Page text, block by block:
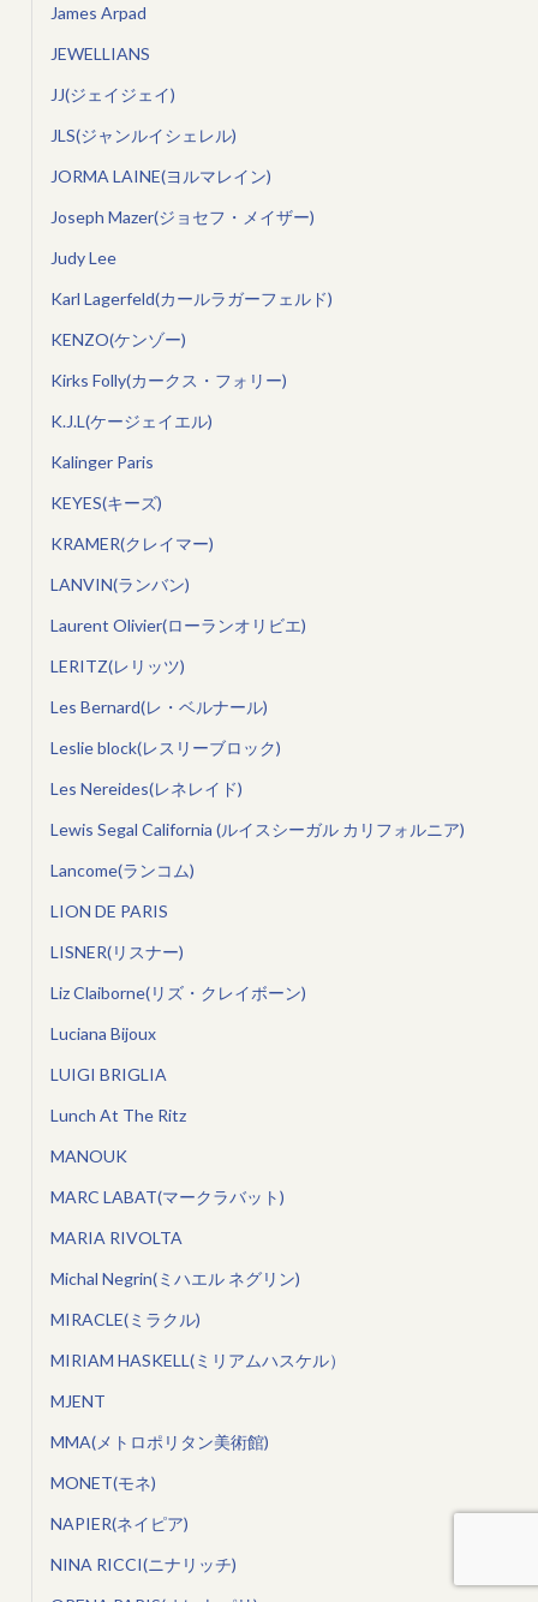
James Arpad
JEWELLIANS
JJ(ジェイジェイ)
JLS(ジャンルイシェレル)
JORMA LAINE(ヨルマレイン)
Joseph Mazer(ジョセフ・メイザー)
Judy Lee
Karl Lagerfeld(カールラガーフェルド)
KENZO(ケンゾー)
Kirks Folly(カークス・フォリー)
K.J.L(ケージェイエル)
Kalinger Paris
KEYES(キーズ)
KRAMER(クレイマー)
LANVIN(ランバン)
Laurent Olivier(ローランオリビエ)
LERITZ(レリッツ)
Les Bernard(レ・ベルナール)
Leslie block(レスリーブロック)
Les Nereides(レネレイド)
Lewis Segal California (ルイスシーガル カリフォルニア)
Lancome(ランコム)
LION DE PARIS
LISNER(リスナー)
Liz Claiborne(リズ・クレイボーン)
Luciana Bijoux
LUIGI BRIGLIA
Lunch At The Ritz
MANOUK
MARC LABAT(マークラバット)
MARIA RIVOLTA
Michal Negrin(ミハエル ネグリン)
MIRACLE(ミラクル)
MIRIAM HASKELL(ミリアムハスケル）
MJENT
MMA(メトロポリタン美術館)
MONET(モネ)
NAPIER(ネイピア)
NINA RICCI(ニナリッチ)